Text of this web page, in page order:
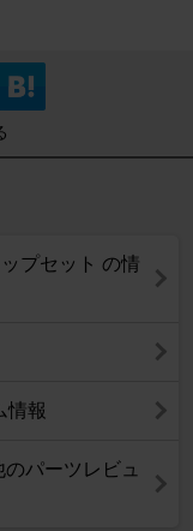
プセット の情
情報
パーツレビュ